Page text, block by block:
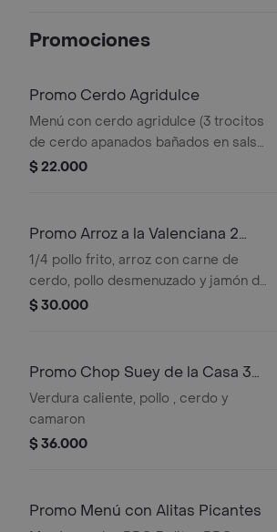
Promociones
Promo Cerdo Agridulce
Menú con cerdo agridulce (3 trocitos
de cerdo apanados bañados en salsa
agridulce), papa a la francesa y arroz
$ 22.000
Promo Arroz a la Valenciana 2
Personas
1/4 pollo frito, arroz con carne de
cerdo, pollo desmenuzado y jamón de
pollo.
$ 30.000
Promo Chop Suey de la Casa 3
Personas
Verdura caliente, pollo , cerdo y
camaron
$ 36.000
Promo Menú con Alitas Picantes